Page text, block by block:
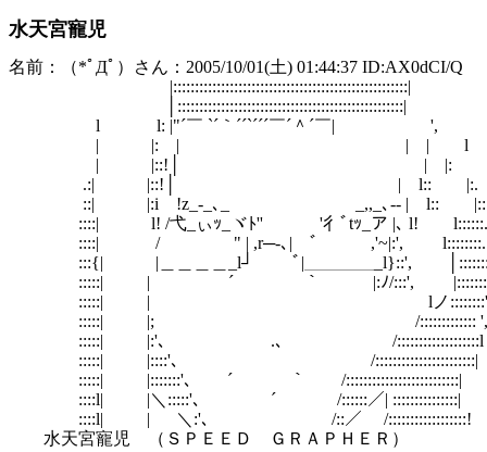
水天宮寵児
名前：（*ﾟДﾟ）さん：2005/10/01(土) 01:44:37 ID:AX0dCI/Q
│::::::::::::::::::::::::::::::::::::::::::::::::::::|
l l: |"´￣ `´｀´´`´´´￣´＾´￣| ',
| |: | | | l
| |::!│ | |: |
.:| |::!│ | l:: |:.
::| |:i !z_-_､_ _,,_､-- | l::
::::| l! /弋_ぃｯ_ヾﾄ'' '彳ﾞtｯ_ア |､ l!
::::| / " | ,r─‐､|￣ﾞ ￣,'~|:', l::::::::.
:::{| |＿＿＿＿_l┘ ﾞ|＿＿＿＿_l}::',
:::::| | ￣￣￣ ´ ｀￣￣￣|:ﾉ/:::',
:::::| | lノ::::::::',
:::::| |; /::::::::::::: ', !:::::::
:::::| |:'､ .､ /:::::::::::::::::::l
:::::| |::::'､ /
:::::| |:::::::'､ ´ ￣￣￣｀ /
::::l| |＼:::::'､ ´ /::::::／|
::::l| | ＼:'､ /::／ /
水天宮寵児 （ＳＰＥＥＤ ＧＲＡＰＨＥＲ）